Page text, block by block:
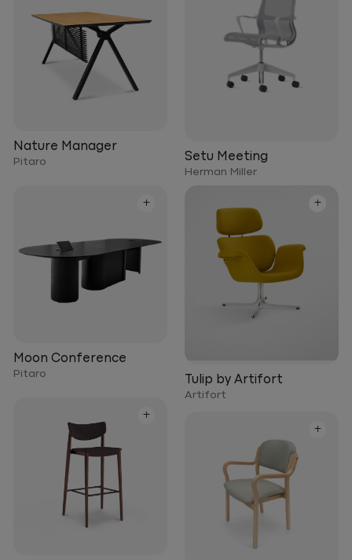
Setu Meeting
Herman Miller
Nature Manager
Pitaro
+
Tulip by Artifort
Artifort
+
Moon Conference
Pitaro
+
+